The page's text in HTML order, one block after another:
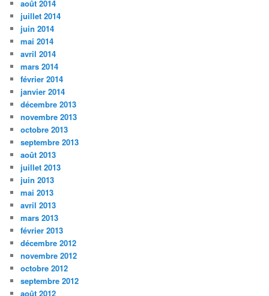
août 2014
juillet 2014
juin 2014
mai 2014
avril 2014
mars 2014
février 2014
janvier 2014
décembre 2013
novembre 2013
octobre 2013
septembre 2013
août 2013
juillet 2013
juin 2013
mai 2013
avril 2013
mars 2013
février 2013
décembre 2012
novembre 2012
octobre 2012
septembre 2012
août 2012